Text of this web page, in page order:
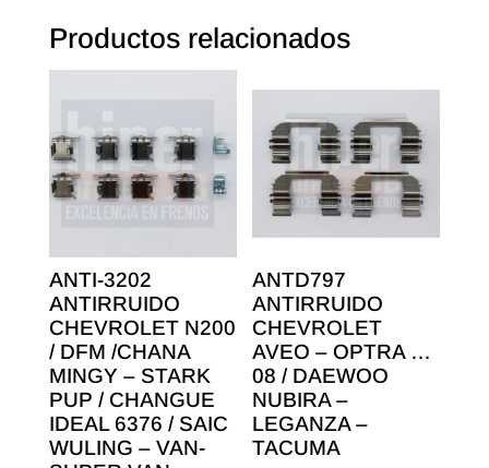
Productos relacionados
ANTI-3202
ANTIRRUIDO
CHEVROLET N200
/ DFM /CHANA
MINGY – STARK
PUP / CHANGUE
IDEAL 6376 / SAIC
WULING – VAN-
ANTD797
ANTIRRUIDO
CHEVROLET
AVEO – OPTRA …
08 / DAEWOO
NUBIRA –
LEGANZA –
TACUMA